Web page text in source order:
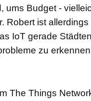
ums Budget -
Robert ist
IoT gerade
zu
The Things